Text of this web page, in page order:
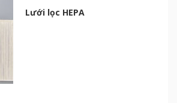
Lưới lọc HEPA